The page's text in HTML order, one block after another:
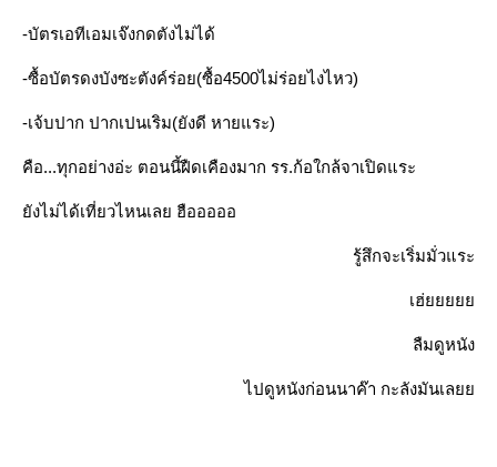
-บัตรเอทีเอมเจ๊งกดตังไม่ได้
-ซื้อบัตรดงบังซะตังค์ร่อย(ซื้อ4500ไม่ร่อยไงไหว)
-เจ้บปาก ปากเปนเริม(ยังดี หายแระ)
คือ...ทุกอย่างอ่ะ ตอนนี้ฝืดเคืองมาก รร.ก้อใกล้จาเปิดแระ
ยังไม่ได้เที่ยวไหนเลย ฮือออออ
รู้สึกจะเริ่มมั่วแระ
เฮ่ยยยยย
ลืมดูหนัง
ไปดูหนังก่อนนาค๊า กะลังมันเลยย